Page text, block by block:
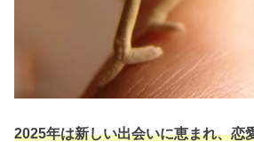
2025年は新しい出会いに恵まれ、恋